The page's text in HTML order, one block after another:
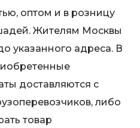
оптом и в розницу
Жителям Москвы
указанного адреса. В
доставляются с
либо
товар